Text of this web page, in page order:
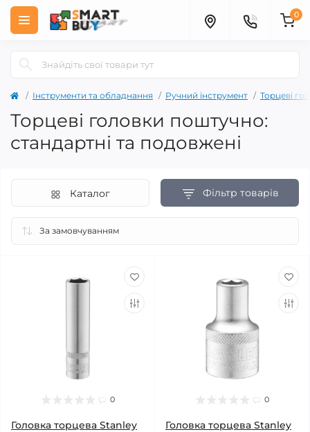
0
Інструменти та обладнання Ручний інструмент Торцеві
Торцеві головки поштучно:
стандартні та подовжені
Фільтр товарів
Каталог
0
Головка торцева Stanley
0
Головка торцева Stanley